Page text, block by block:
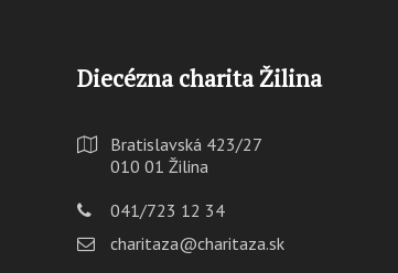
Diecézna charita Žilina
Bratislavská 423/27
010 01 Žilina
041/723 12 34
charitaza@charitaza.sk